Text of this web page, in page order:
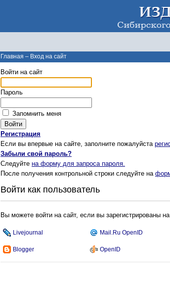
Главная – Вход на сайт
Войти на сайт
Пароль
Запомнить меня
Регистрация
Если вы впервые на сайте, заполните пожалуйста
Забыли свой пароль?
Следуйте на форму для запроса пароля.
После получения контрольной строки следуйте на
Войти как пользователь
Вы можете войти на сайт, если вы зарегистрированы
Livejournal Mail.Ru OpenID
Blogger OpenID